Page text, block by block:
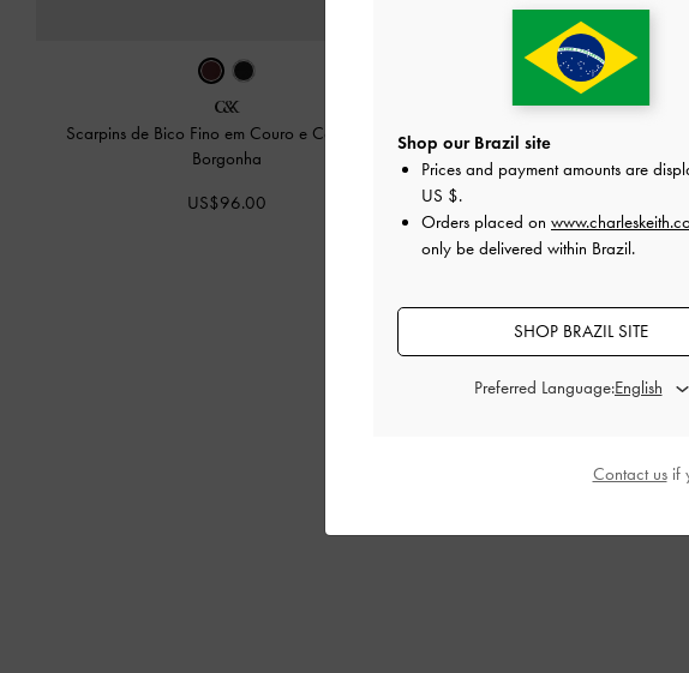
Scarpins de Bico Fino em Couro e Camurça
Borgonha
US$96.00
Scarpins de Bico Fino em Couro e
Shop our Brazil site
Prices and payment amounts are
US $.
Orders placed on
only be delivered within Brazil.
SHOP BRAZIL SITE
Preferred Language:
Contact usif